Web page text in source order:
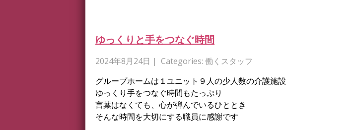
ゆっくりと手をつなぐ時間
2024年8月24日 | Categories: 働くスタッフ
グループホームは１ユニット９人の少人数の介護施設
ゆっくり手をつなぐ時間もたっぷり
言葉はなくても、心が弾んでいるひととき
そんな時間を大切にする職員に感謝です